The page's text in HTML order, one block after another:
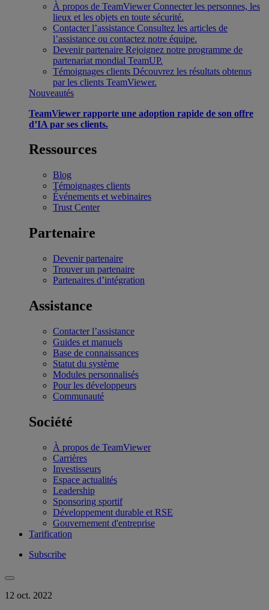
À propos de TeamViewer Connecter les personnes, les
lieux et les objets en toute sécurité.
Contacter l’assistance Consultez les articles de
l’assistance ou contactez notre équipe.
Devenir partenaire Rejoignez notre programme de
partenariat mondial TeamUP.
Témoignages clients Découvrez les résultats obtenus
par les clients TeamViewer.
Nouveautés
TeamViewer rapporte une adoption rapide de son offre
d’IA par ses clients.
Ressources
Blog
Témoignages clients
Événements et webinaires
Trust Center
Partenaire
Devenir partenaire
Trouver un partenaire
Partenaires d’intégration
Assistance
Contacter l’assistance
Guides et manuels
Base de connaissances
Statut du système
Modules personnalisés
Pour les développeurs
Communauté
Société
À propos de TeamViewer
Carrières
Investisseurs
Espace actualités
Leadership
Sponsoring sportif
Développement durable et RSE
Gouvernement d'entreprise
Tarification
Subscribe
12 oct. 2022